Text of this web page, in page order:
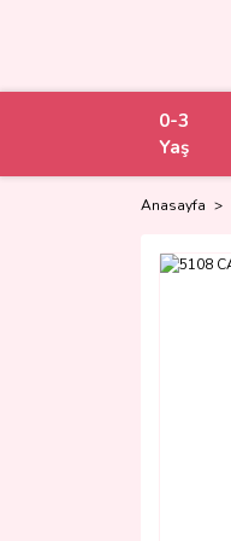
0-3
Yaş
Anasayfa